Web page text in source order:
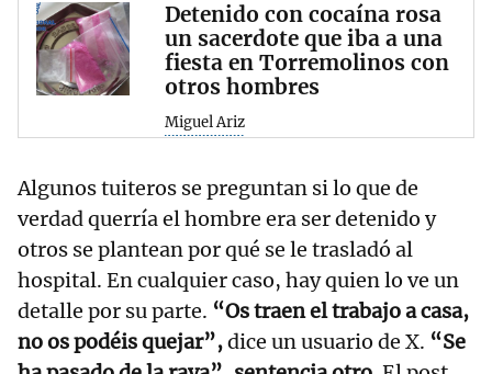
Detenido con cocaína rosa
un sacerdote que iba a una
fiesta en Torremolinos con
otros hombres
Miguel Ariz
Algunos tuiteros se preguntan si lo que de
verdad querría el hombre era ser detenido y
otros se plantean por qué se le trasladó al
hospital. En cualquier caso, hay quien lo ve un
detalle por su parte. “Os traen el trabajo a casa,
no os podéis quejar”,dice un usuario de X. “Se